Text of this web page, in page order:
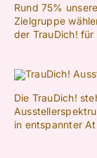
Rund 75%
Zielgruppe
der TrauDich!
Die TrauDich!
in entspannter